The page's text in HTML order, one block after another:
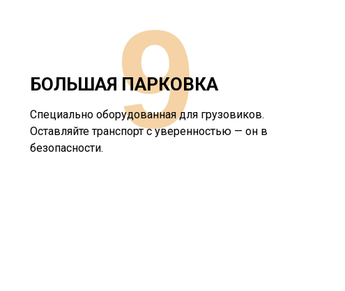
БОЛЬШАЯ ПАРКОВКА
Специально оборудованная для грузовиков.
Оставляйте транспорт с уверенностью — он в
безопасности.
9